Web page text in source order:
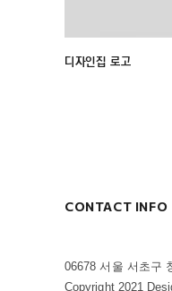
디자인집 로고
CONTACT INFO
06678 서울 서초구
Copyright 2021